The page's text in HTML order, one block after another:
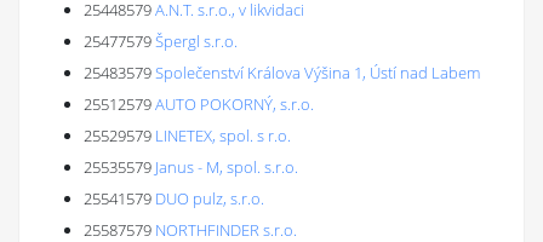
25448579A.N.T. s.r.o., v likvidaci
25477579Špergl s.r.o.
25483579Společenství Králova Výšina 1, Ústí nad Labem
25512579AUTO POKORNÝ, s.r.o.
25529579 LINETEX, spol. s r.o.
25535579 Janus - M, spol. s.r.o.
25541579 DUO pulz, s.r.o.
25587579 NORTHFINDER s.r.o.